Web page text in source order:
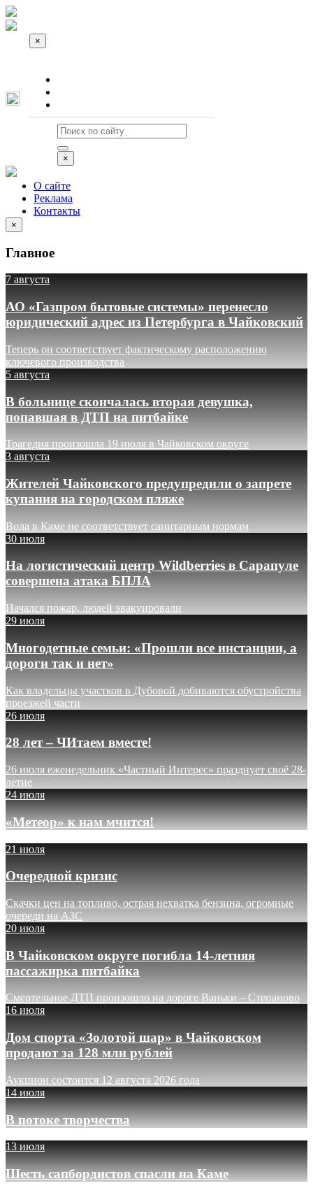
×
×
О сайте
Реклама
Контакты
×
Главное
7 августа
АО «Газпром бытовые системы» перенесло
юридический адрес из Петербурга в Чайковский
Теперь он соответствует фактическому расположению
ключевого производства
5 августа
В больнице скончалась вторая девушка,
попавшая в ДТП на питбайке
Трагедия произошла 19 июля в Чайковском округе
3 августа
Жителей Чайковского предупредили о запрете
купания на городском пляже
Вода в Каме не соответствует санитарным нормам
30 июля
На логистический центр Wildberries в Сарапуле
совершена атака БПЛА
Начался пожар, людей эвакуировали
29 июля
Многодетные семьи: «Прошли все инстанции, а
дороги так и нет»
Как владельцы участков в Дубовой добиваются обустройства
проезжей части
26 июля
28 лет – ЧИтаем вместе!
26 июля еженедельник «Частный Интерес» празднует своё 28-
летие
24 июля
«Метеор» к нам мчится!
21 июля
Очередной кризис
Скачки цен на топливо, острая нехватка бензина, огромные
очереди на АЗС
20 июля
В Чайковском округе погибла 14-летняя
пассажирка питбайка
Смертельное ДТП произошло на дороге Ваньки – Степаново
16 июля
Дом спорта «Золотой шар» в Чайковском
продают за 128 млн рублей
Аукцион состоится 12 августа 2026 года
14 июля
В потоке творчества
13 июля
Шесть сапбордистов спасли на Каме